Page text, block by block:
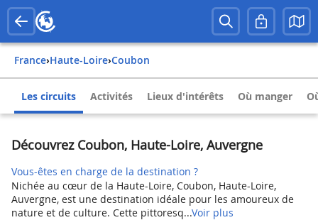
France› Haute-Loire› Coubon
Les circuits Activités Lieux d'intérêts Où manger
Découvrez Coubon, Haute-Loire, Auvergne
Vous-êtes en charge de la destination ?
Nichée au cœur de la Haute-Loire, Coubon, Haute-Loire,
Auvergne, est une destination idéale pour les amoureux de
nature et de culture. Cette pittoresq...Voir plus